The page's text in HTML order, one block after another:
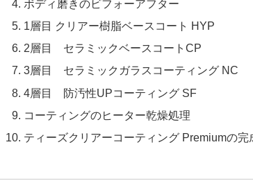
ボディ磨きのビフォーアフター
1層目 クリアー樹脂ベースコート HYP
2層目 セラミックベースコートCP
3層目 セラミックガラスコーティング NC
4層目 防汚性UPコーティング SF
コーティングのヒーター乾燥処理
ティーズクリアーコーティング Premiumの完